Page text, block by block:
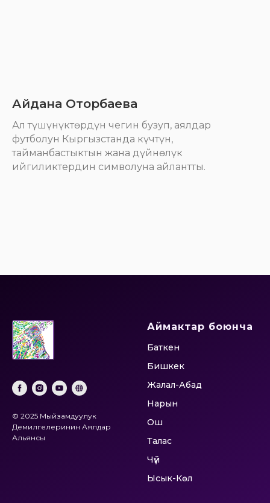
Айдана Оторбаева
Ал түшүнүктөрдүн чегин бузуп, аялдар
футболун Кыргызстанда күчтүн,
тайманбастыктын жана дүйнөлүк
ийгиликтердин символуна айлантты.
© 2025 Мыйзамдуулук
Демилгелеринин Аялдар
Альянсы
Аймактар боюнча
Баткен
Бишкек
Жалал-Абад
Нарын
Ош
Талас
Чүй
Ысык-Көл